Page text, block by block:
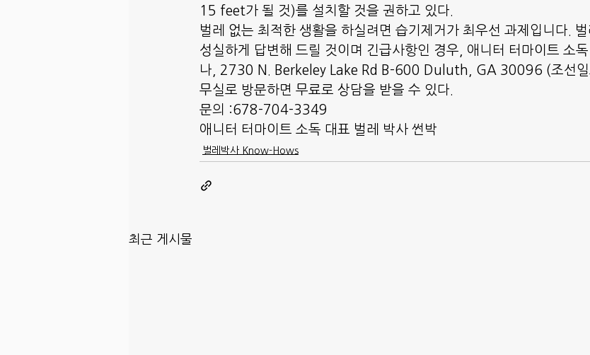
15 feet가 될 것)를 설치할 것을 권하고 있다.
벌레 없는 최적한 생활을 하실려면 습기제거가 최우선 과제입니다.
성실하게 답변해 드릴 것이며 긴급사항인 경우, 애니터 터마이트 소
나, 2730 N. Berkeley Lake Rd B-600 Duluth, GA 30096 (조선일
무실로 방문하면 무료로 상담을 받을 수 있다.
문의 :678-704-3349
애니터 터마이트 소독 대표 벌레 박사 썬박
벌레박사 Know-Hows
최근 게시물